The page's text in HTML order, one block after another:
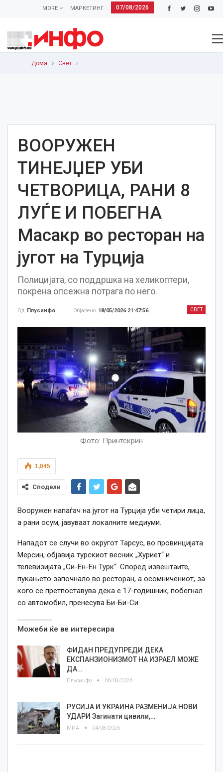
07/08/2026
МАРКЕТИНГ
MORE
Дома Свет
ВООРУЖЕН
ТИНЕЈЏЕР УБИ
ЧЕТВОРИЦА, РАНИ 8
ЛУЃЕ И ПОБЕГНА
Масакр во ресторан на
југот на Турција
Полицијата, со поддршка на хеликоптери,
покрена опсежна потрага по него.
СВЕТ
Од Плусинфо Објавено 18/05/2026 21:47:56
Фото: Принтскрин
1,045
Сподели
Вооружен напаѓач на југот на Турција уби четири лица,
а рани осум, јавуваат локалните медиуми.
Нападот се случи во округот Тарсус, во провинцијата
Мерсин, објавија турскиот весник „Хуриет“ и
телевизијата „Си-Ен-Ен Турк“. Според извештаите,
пукањето започнало во ресторан, а осомничениот, за
кого се претпоставува дека е 17-годишник, побегнал
со автомобил, пренесува Би-Би-Си.
Можеби ќе ве интересира
ФИДАН ПРЕДУПРЕДИ ДЕКА
ЕКСПАНЗИОНИЗМОТ НА ИЗРАЕЛ МОЖЕ
ДА…
Плусинфо 06/08/2026
РУСИЈА И УКРАИНА РАЗМЕНИЈА НОВИ
УДАРИ Загинати цивили,…
МИА 04/08/2026